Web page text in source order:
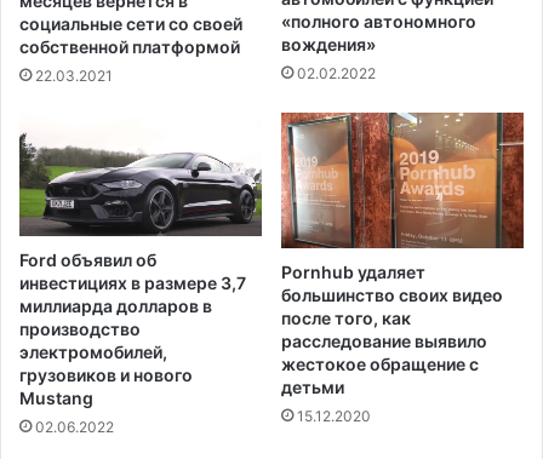
ь
Т
м
п
а
в
с
к
Э
.
Д
ж
и
м
и
и
л
а
д
ь
ф
и
и
,
ч
социальные сети со своей
собственной платформой
22.03.2021
«полного автономного
вождения»
02.02.2022
Ford объявил об
инвестициях в размере 3,7
миллиарда долларов в
производство
электромобилей,
грузовиков и нового
Mustang
02.06.2022
Pornhub удаляет
большинство своих видео
после того, как
расследование выявило
жестокое обращение с
детьми
15.12.2020